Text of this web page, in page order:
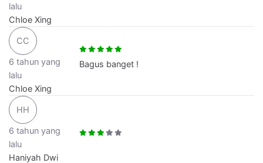
lalu
Chloe Xing
CC
6 tahun yang
lalu
Chloe Xing
Bagus banget !
HH
6 tahun yang
lalu
Haniyah Dwi